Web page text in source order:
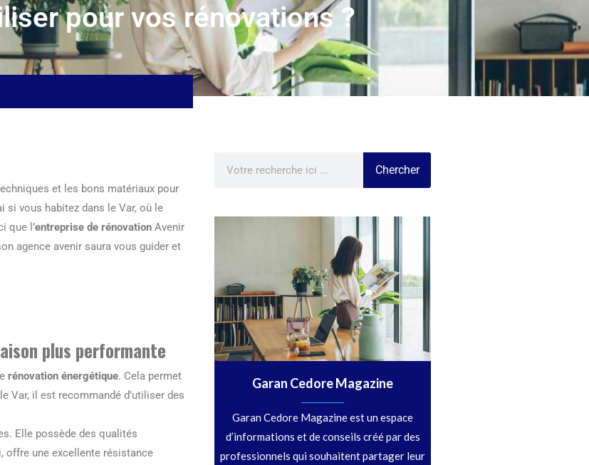
pour vos rénovations ?
et les bons matériaux pour
si vous habitez dans le Var, où le
que l’entreprise de rénovation Avenir
agence avenir saura vous guider et
plus performante
rénovation énergétique. Cela permet
Var, il est recommandé d’utiliser des
Elle possède des qualités
offre une excellente résistance
Chercher
Garan Cedore Magazine
Garan Cedore Magazine est un espace
d’informations et de conseils créé par des
professionnels qui souhaitent partager leur